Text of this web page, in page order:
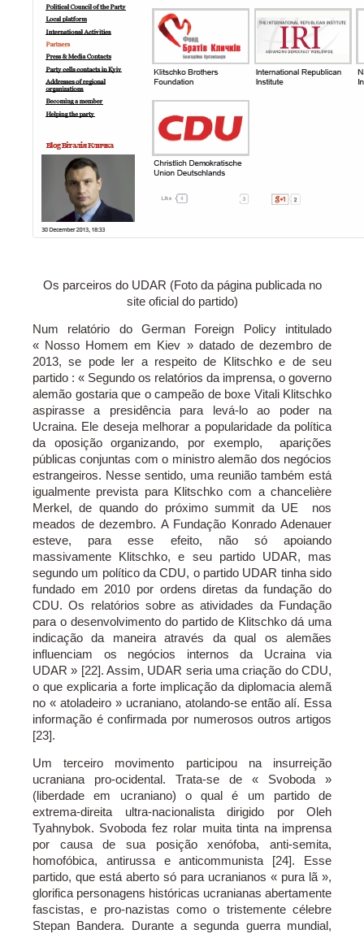
Os parceiros do UDAR (Foto da página publicada no
site oficial do partido)
Num relatório do German Foreign Policy intitulado
« Nosso Homem em Kiev » datado de dezembro de
2013, se pode ler a respeito de Klitschko e de seu
partido : « Segundo os relatórios da imprensa, o governo
alemão gostaria que o campeão de boxe Vitali Klitschko
aspirasse a presidência para levá-lo ao poder na
Ucraina. Ele deseja melhorar a popularidade da política
da oposição organizando, por exemplo, aparições
públicas conjuntas com o ministro alemão dos negócios
estrangeiros. Nesse sentido, uma reunião também está
igualmente prevista para Klitschko com a chancelière
Merkel, de quando do próximo summit da UE nos
meados de dezembro. A Fundação Konrado Adenauer
esteve, para esse efeito, não só apoiando
massivamente Klitschko, e seu partido UDAR, mas
segundo um político da CDU, o partido UDAR tinha sido
fundado em 2010 por ordens diretas da fundação do
CDU. Os relatórios sobre as atividades da Fundação
para o desenvolvimento do partido de Klitschko dá uma
indicação da maneira através da qual os alemães
influenciam os negócios internos da Ucraina via
UDAR » [22]. Assim, UDAR seria uma criação do CDU,
o que explicaria a forte implicação da diplomacia alemã
no « atoladeiro » ucraniano, atolando-se então alí. Essa
informação é confirmada por numerosos outros artigos
[23].
Um terceiro movimento participou na insurreição
ucraniana pro-ocidental. Trata-se de « Svoboda »
(liberdade em ucraniano) o qual é um partido de
extrema-direita ultra-nacionalista dirigido por Oleh
Tyahnybok. Svoboda fez rolar muita tinta na imprensa
por causa de sua posição xenófoba, anti-semita,
homofóbica, antirussa e anticommunista [24]. Esse
partido, que está aberto só para ucranianos « pura lã »,
glorifica personagens históricas ucranianas abertamente
fascistas, e pro-nazistas como o tristemente célebre
Stepan Bandera. Durante a segunda guerra mundial,